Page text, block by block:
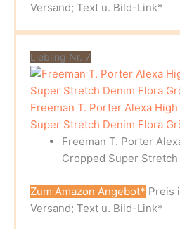
Versand; Text u. Bild-Link*
Liebling Nr. 7
Freeman T. Porter Alexa
Super Stretch Denim Flora
Freeman T. Porter
Cropped Super
Zum Amazon Angebot* Preis
Versand; Text u. Bild-Link*